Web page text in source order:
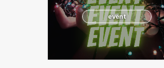
event